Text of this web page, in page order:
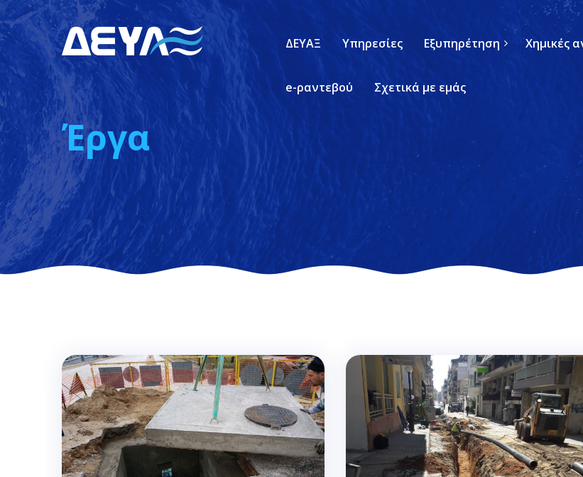
ΔΕΥΑΞ Υπηρεσίες Εξυπηρέτηση Χημικές
e-ραντεβού Σχετικά με εμάς
Έργα